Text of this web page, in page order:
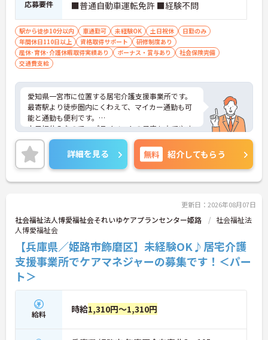
応募要件 ■普通自動車運転免許 ■経験不問
駅から徒歩10分以内 車通勤可 未経験OK 土日祝休
日勤のみ
年間休日110日以上
資格取得サポート
研修制度あり
産休･育休･介護休暇取得実績あり
ボーナス・賞与あり
社会保険完備
交通費支給
愛知県一宮市に位置する居宅介護支援事業所です。
最寄駅より徒歩圏内にくわえて、マイカー通勤も可
能と通勤も便利です。
土日祝休みなので、プライベートの予定も立てやす
い環境です。
ご興味をお持ちの方はお気軽にお問い合わせくださ
い。
詳細を見る 無料 紹介してもらう
更新日：2026年08月07日
社会福祉法人博愛福祉会それいゆケアプランセンター姫路
社会福祉法
人博愛福祉会
【兵庫県／姫路市飾磨区】未経験OK♪居宅介護
支援事業所でケアマネジャーの募集です！＜パー
ト＞
給料 時給1,310円～1,310円